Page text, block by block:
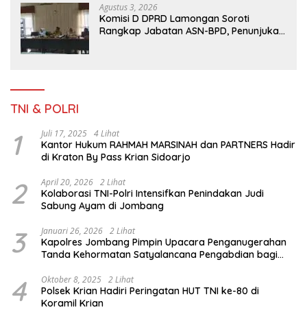
Agustus 3, 2026
Komisi D DPRD Lamongan Soroti
Rangkap Jabatan ASN-BPD, Penunjukan
TNI & POLRI
1 Juli 17, 2025 4 Lihat
Kantor Hukum RAHMAH MARSINAH dan PARTNERS Hadir
di Kraton By Pass Krian Sidoarjo
2 April 20, 2026 2 Lihat
Kolaborasi TNI-Polri Intensifkan Penindakan Judi
Sabung Ayam di Jombang
3 Januari 26, 2026 2 Lihat
Kapolres Jombang Pimpin Upacara Penganugerahan
Tanda Kehormatan Satyalancana Pengabdian bagi
4 Oktober 8, 2025 2 Lihat
Polsek Krian Hadiri Peringatan HUT TNI ke-80 di
Koramil Krian